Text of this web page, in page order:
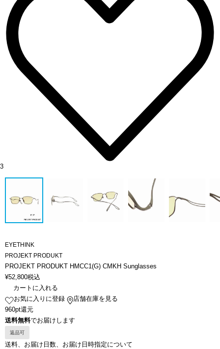
3
EYETHINK
PROJEKT PRODUKT
PROJEKT PRODUKT HMCC1(G) CMKH Sunglasses
¥52,800税込
カートに入れる
お気に入りに登録
店舗在庫を見る
960pt還元
送料無料でお届けします
返品可
送料、お届け日数、お届け日時指定について